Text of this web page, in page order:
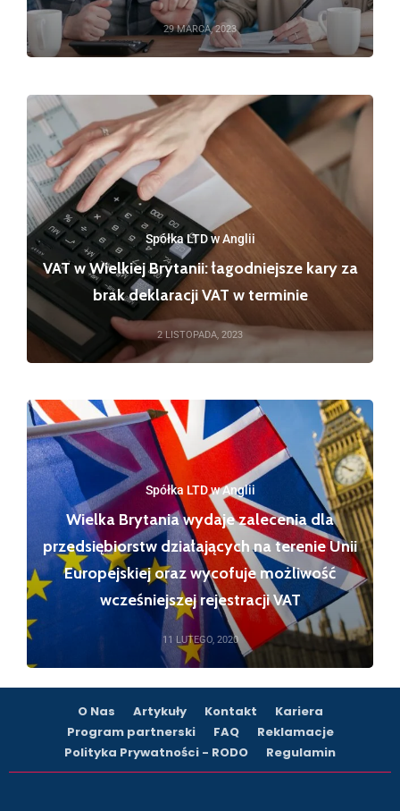
29 MARCA, 2023
Spółka LTD w Anglii
VAT w Wielkiej Brytanii: łagodniejsze kary za
brak deklaracji VAT w terminie
2 LISTOPADA, 2023
Spółka LTD w Anglii
Wielka Brytania wydaje zalecenia dla
przedsiębiorstw działających na terenie Unii
Europejskiej oraz wycofuje możliwość
wcześniejszej rejestracji VAT
11 LUTEGO, 2020
O Nas Artykuły Kontakt
Kariera
Program partnerski
FAQ
Reklamacje
Polityka Prywatności - RODO
Regulamin